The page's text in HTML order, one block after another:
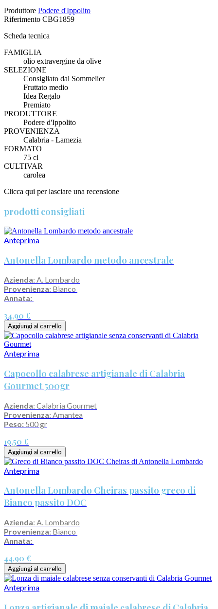
Produttore Podere d'Ippolito
Riferimento CBG1859
Scheda tecnica
FAMIGLIA
olio extravergine da olive
SELEZIONE
Consigliato dal Sommelier
Fruttato medio
Idea Regalo
Premiato
PRODUTTORE
Podere d'Ippolito
PROVENIENZA
Calabria - Lamezia
FORMATO
75 cl
CULTIVAR
carolea
Clicca qui per lasciare una recensione
prodotti consigliati
Anteprima
Antonella Lombardo metodo ancestrale
Azienda: A. Lombardo
Provenienza: Bianco
Annata:
34,90 €
Aggiungi al carrello
Anteprima
Capocollo calabrese artigianale di Calabria
Gourmet 500gr
Azienda: Calabria Gourmet
Provenienza: Amantea
Peso: 500 gr
19,50 €
Aggiungi al carrello
Anteprima
Antonella Lombardo Cheiras passito greco di
Bianco passito DOC
Azienda: A. Lombardo
Provenienza: Bianco
Annata:
44,90 €
Aggiungi al carrello
Anteprima